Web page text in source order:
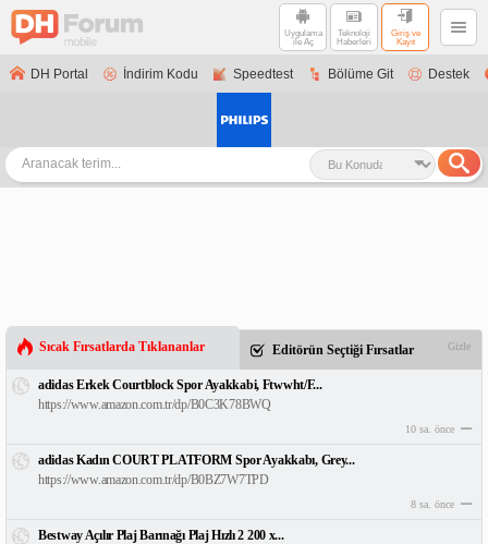
Uygulama
ile Aç
Teknoloji
Haberleri
Giriş ve
Kayıt
DH Portal İndirim Kodu Speedtest Bölüme Git Destek
Sıcak Fırsatlarda Tıklananlar Editörün Seçtiği Fırsatlar Gizle
adidas Erkek Courtblock Spor Ayakkabi, Ftwwht/F...
https://www.amazon.com.tr/dp/B0C3K78BWQ
10 sa. önce
adidas Kadın COURT PLATFORM Spor Ayakkabı, Grey...
https://www.amazon.com.tr/dp/B0BZ7W7TPD
8 sa. önce
Bestway Açılır Plaj Barınağı Plaj Hızlı 2 200 x...